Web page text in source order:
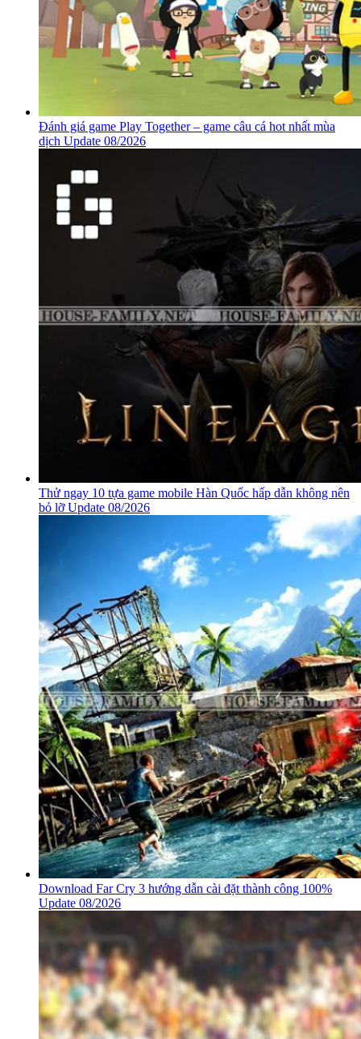
Đánh giá game Play Together – game câu cá hot nhất mùa
dịch Update 08/2026
Thử ngay 10 tựa game mobile Hàn Quốc hấp dẫn không nên
bỏ lỡ Update 08/2026
Download Far Cry 3 hướng dẫn cài đặt thành công 100%
Update 08/2026